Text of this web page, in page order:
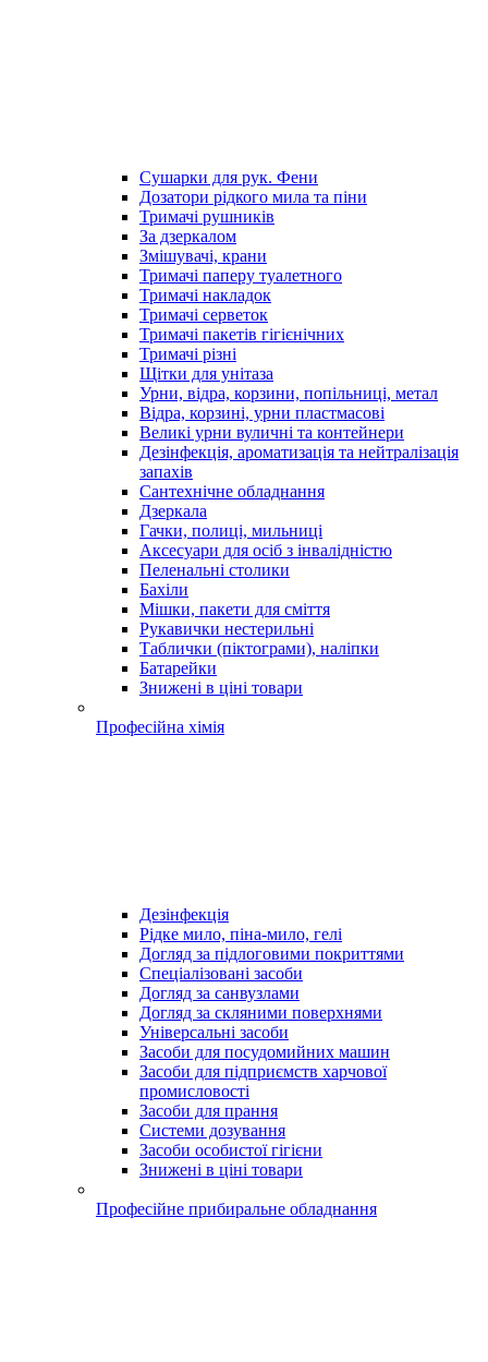
Сушарки для рук. Фени
Дозатори рідкого мила та піни
Тримачі рушників
За дзеркалом
Змішувачі, крани
Тримачі паперу туалетного
Тримачі накладок
Тримачі серветок
Тримачі пакетів гігієнічних
Тримачі різні
Щітки для унітаза
Урни, відра, корзини, попільниці, метал
Відра, корзині, урни пластмасові
Великі урни вуличні та контейнери
Дезінфекція, ароматизація та нейтралізація
запахів
Сантехнічне обладнання
Дзеркала
Гачки, полиці, мильниці
Аксесуари для осіб з інвалідністю
Пеленальні столики
Бахіли
Мішки, пакети для сміття
Рукавички нестерильні
Таблички (піктограми), наліпки
Батарейки
Знижені в ціні товари
Професійна хімія
Дезінфекція
Рідке мило, піна-мило, гелі
Догляд за підлоговими покриттями
Спеціалізовані засоби
Догляд за санвузлами
Догляд за скляними поверхнями
Універсальні засоби
Засоби для посудомийних машин
Засоби для підприємств харчової
промисловості
Засоби для прання
Системи дозування
Засоби особистої гігієни
Знижені в ціні товари
Професійне прибиральне обладнання